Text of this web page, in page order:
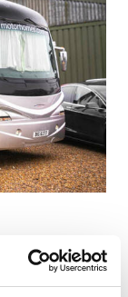
Out Motorhome